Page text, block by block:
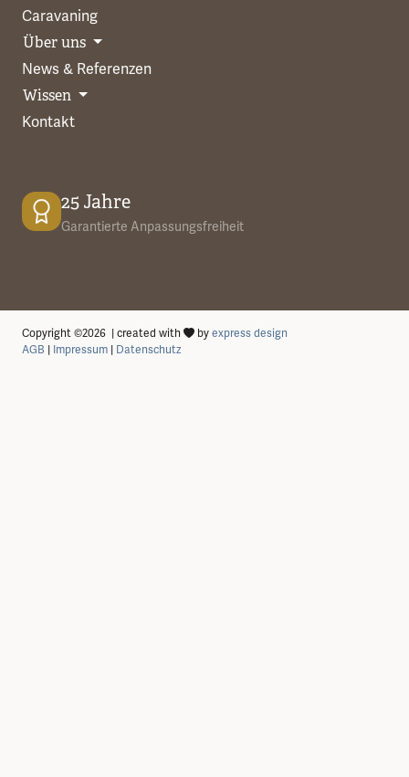
Caravaning
Über uns
News & Referenzen
Wissen
Kontakt
25 Jahre
Garantierte Anpassungsfreiheit
Copyright ©2026 | created with by express design
AGB
Impressum Datenschutz